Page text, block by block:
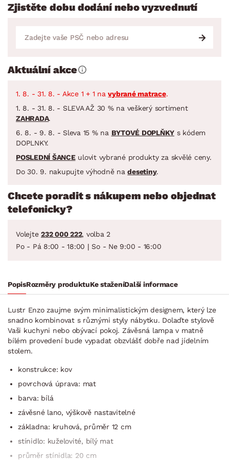
Zjistěte dobu dodání nebo vyzvednutí
Aktuální akce
1. 8. - 31. 8. - Akce 1 + 1 navybrané matrace.
1. 8. - 31. 8. - SLEVA AŽ 30 % na veškerý sortiment
ZAHRADA.
6. 8. - 9. 8. - Sleva 15 % na BYTOVÉ DOPLŇKY s kódem
DOPLNKY.
POSLEDNÍ ŠANCEulovit vybrané produkty za skvělé ceny.
Do 30. 9. nakupujte výhodně nadesetiny.
Chcete poradit s nákupem nebo objednat
telefonicky?
Volejte 232 000 222, volba 2
Po - Pá 8:00 - 18:00 | So - Ne 9:00 - 16:00
PopisRozměry produktuKe staženíDalší informace
Lustr Enzo zaujme svým minimalistickým designem, který lze
snadno kombinovat s různými styly nábytku. Dolaďte stylově
Vaši kuchyni nebo obývací pokoj. Závěsná lampa v matně
bílém provedení bude vypadat obzvlášť dobře nad jídelním
stolem.
konstrukce: kov
povrchová úprava: mat
barva: bílá
závěsné lano, výškově nastavitelné
základna: kruhová, průměr 12 cm
stínidlo: kuželovité, bílý mat
průměr stínidla: 20 cm